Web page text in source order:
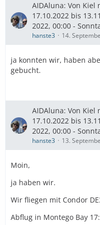
AIDAluna: Von Kiel
17.10.2022 bis
2022, 00:00 -
hanste3 14.
ja konnten wir, haben
gebucht.
AIDAluna: Von Kiel
17.10.2022 bis
2022, 00:00 -
hanste3 13.
Moin,
ja haben wir.
Wir fliegen mit Condor
Abflug in Montego Bay